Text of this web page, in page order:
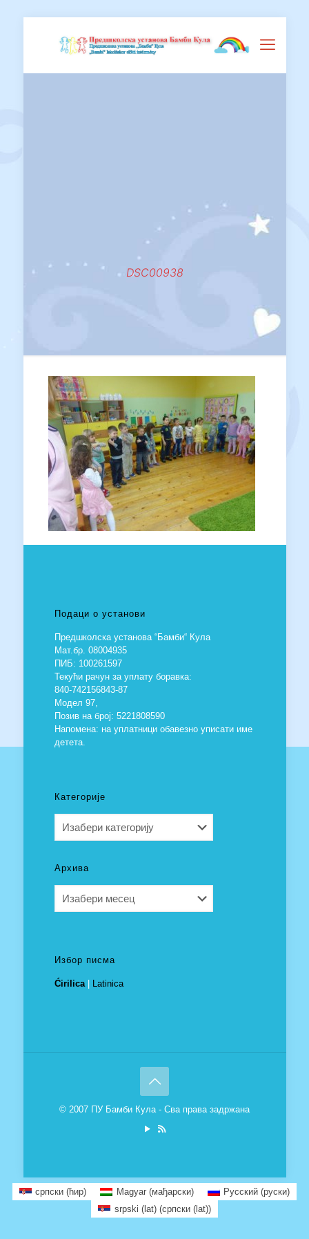
DSC00938
Подаци о установи
Предшколска установа “Бамби“ Кула
Мат.бр. 08004935
ПИБ: 100261597
Текући рачун за уплату боравка:
840-742156843-87
Модел 97,
Позив на број: 5221808590
Напомена: на уплатници обавезно уписати име
детета.
Категорије
Архива
Избор писма
Ćirilica| Latinica
© 2007 ПУ Бамби Кула - Сва права задржана
српски (ћир) Magyar(мађарски) Русский(руски)
srpski (lat)(српски (lat))